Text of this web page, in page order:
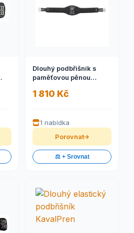
Dlouhý podbřišník s
paměťovou pěnou
1 810 Kč
1 nabídka
Porovnat
⚖️ + Srovnat